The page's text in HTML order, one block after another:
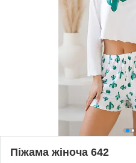
Піжама жіноча 642